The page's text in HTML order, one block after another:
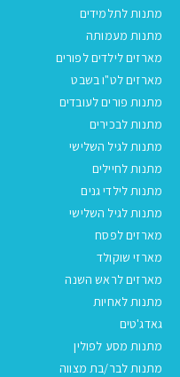
מתנות לתלמידים
מתנות מעמותה
מארזים לילדים לפורים
מארזים לט"ו בשבט
מתנות פורים לעובדים
מתנות לבכירים
מתנות לגיל השלישי
מתנות לחיילים
מתנות לילדי גנים
מתנות לגיל השלישי
מארזים לפסח
מארזי שוקולד
מארזים לראש השנה
מתנות לאחיות
גאדג'טים
מתנות מסע לפולין
מתנות לבר/בת מצווה